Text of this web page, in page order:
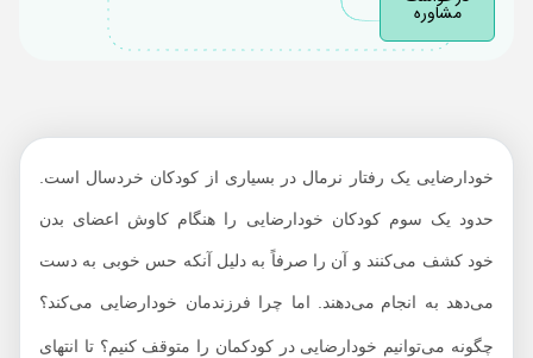
مشاوره
خودارضایی یک رفتار نرمال در بسیاری از کودکان خردسال است.
حدود یک سوم کودکان خودارضایی را هنگام کاوش اعضای بدن
خود کشف می‌کنند و آن را صرفاً به دلیل آنکه حس خوبی به دست
می‌دهد به انجام می‌دهند. اما چرا فرزندمان خودارضایی می‌کند؟
چگونه می‌توانیم خودارضایی در کودکمان را متوقف کنیم؟ تا انتهای